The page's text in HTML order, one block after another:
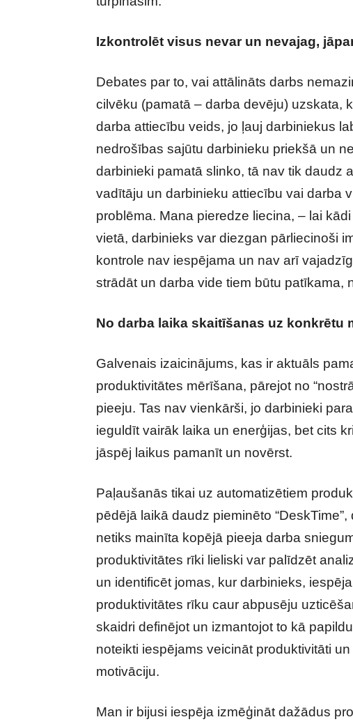
Izkontrolēt visus nevar un nevajag,
Debates par to, vai attālināts darbs
cilvēku (pamatā – darba devēju) uzskata,
darba attiecību veids, jo ļauj darbiniekus
nedrošības sajūtu darbinieku priekšā un
darbinieki pamatā slinko, tā nav tik daudz
vadītāju un darbinieku attiecību vai darba
problēma. Mana pieredze liecina, – lai
vietā, darbinieks var diezgan pārliecinoši
kontrole nav iespējama un nav arī
strādāt un darba vide tiem būtu patīkama,
No darba laika skaitīšanas uz konkrētu
Galvenais izaicinājums, kas ir aktuāls
produktivitātes mērīšana, pārejot no
pieeju. Tas nav vienkārši, jo darbinieki
ieguldīt vairāk laika un enerģijas, bet cits
jāspēj laikus pamanīt un novērst.
Paļaušanās tikai uz automatizētiem
pēdējā laikā daudz pieminēto
netiks mainīta kopējā pieeja darba
produktivitātes rīki lieliski var palīdzēt
un identificēt jomas, kur darbinieks,
produktivitātes rīku caur abpusēju
skaidri definējot un izmantojot to kā
noteikti iespējams veicināt produktivitāti
motivāciju.
Man ir bijusi iespēja izmēģināt dažādus